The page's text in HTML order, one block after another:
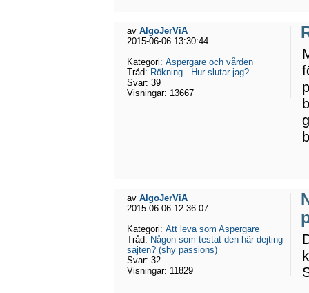
av AlgoJerViA
2015-06-06 13:30:44
Kategori: Aspergare och vården
Tråd: Rökning - Hur slutar jag?
Svar: 39
Visningar: 13667
av AlgoJerViA
2015-06-06 12:36:07
Kategori: Att leva som Aspergare
Tråd: Någon som testat den här dejting-
sajten? (shy passions)
Svar: 32
Visningar: 11829